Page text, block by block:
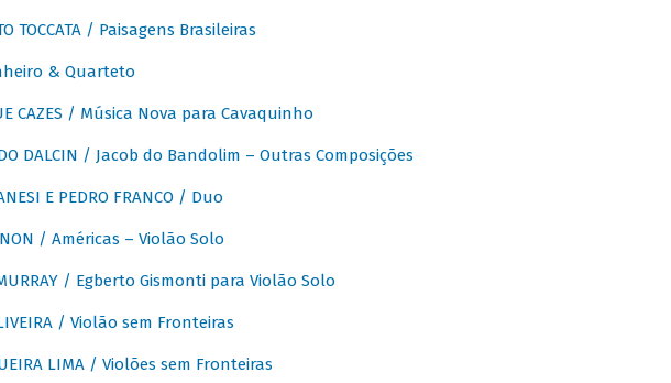
TOCCATA / Paisagens Brasileiras
& Quarteto
CAZES / Música Nova para Cavaquinho
DALCIN / Jacob do Bandolim – Outras Composições
E PEDRO FRANCO / Duo
/ Américas – Violão Solo
/ Egberto Gismonti para Violão Solo
/ Violão sem Fronteiras
LIMA / Violões sem Fronteiras